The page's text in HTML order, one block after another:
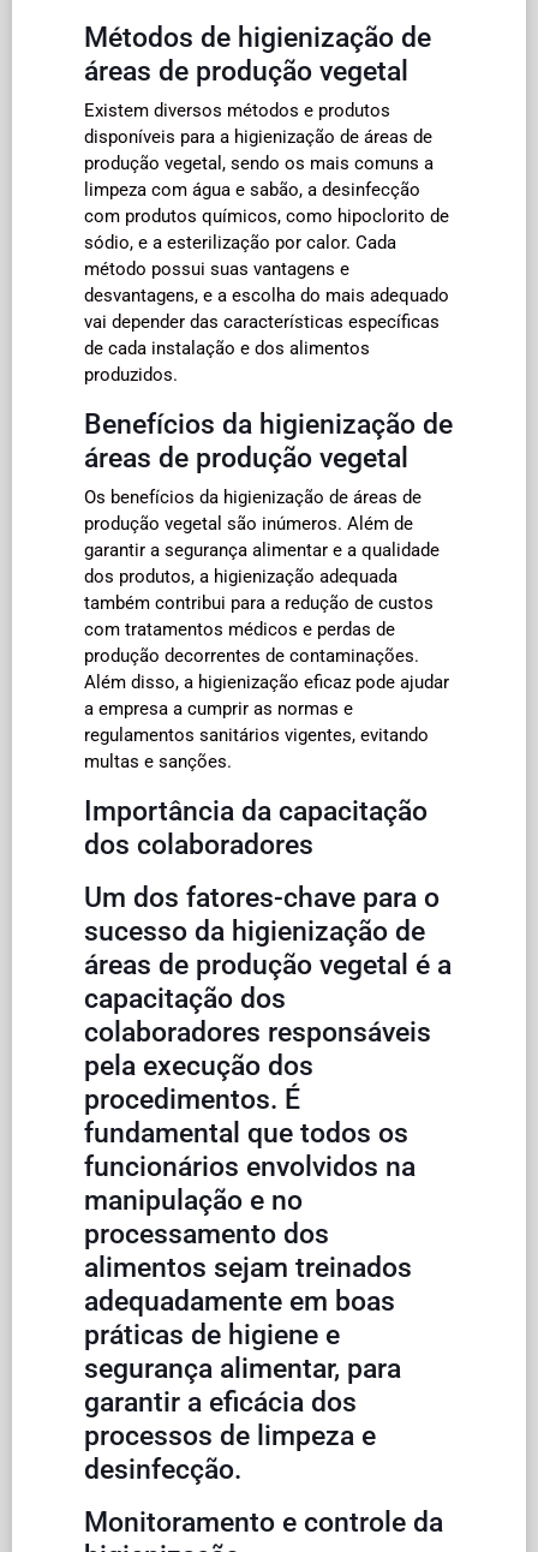
Métodos de higienização de
áreas de produção vegetal
Existem diversos métodos e produtos
disponíveis para a higienização de áreas de
produção vegetal, sendo os mais comuns a
limpeza com água e sabão, a desinfecção
com produtos químicos, como hipoclorito de
sódio, e a esterilização por calor. Cada
método possui suas vantagens e
desvantagens, e a escolha do mais adequado
vai depender das características específicas
de cada instalação e dos alimentos
produzidos.
Benefícios da higienização de
áreas de produção vegetal
Os benefícios da higienização de áreas de
produção vegetal são inúmeros. Além de
garantir a segurança alimentar e a qualidade
dos produtos, a higienização adequada
também contribui para a redução de custos
com tratamentos médicos e perdas de
produção decorrentes de contaminações.
Além disso, a higienização eficaz pode ajudar
a empresa a cumprir as normas e
regulamentos sanitários vigentes, evitando
multas e sanções.
Importância da capacitação
dos colaboradores
Um dos fatores-chave para o
sucesso da higienização de
áreas de produção vegetal é a
capacitação dos
colaboradores responsáveis
pela execução dos
procedimentos. É
fundamental que todos os
funcionários envolvidos na
manipulação e no
processamento dos
alimentos sejam treinados
adequadamente em boas
práticas de higiene e
segurança alimentar, para
garantir a eficácia dos
processos de limpeza e
desinfecção.
Monitoramento e controle da